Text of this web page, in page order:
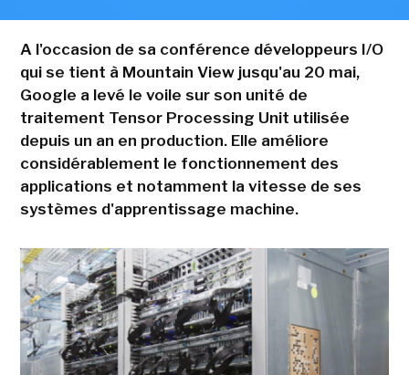
A l'occasion de sa conférence développeurs I/O
qui se tient à Mountain View jusqu'au 20 mai,
Google a levé le voile sur son unité de
traitement Tensor Processing Unit utilisée
depuis un an en production. Elle améliore
considérablement le fonctionnement des
applications et notamment la vitesse de ses
systèmes d'apprentissage machine.